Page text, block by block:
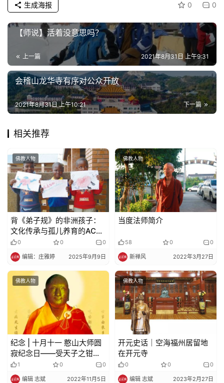
0 0
生成海报
【师说】活着没意思吗？
上一篇 2021年8月31日 上午9:31
会稽山龙华寺有序对公众开放
下一篇
2021年8月31日 上午10:21
相关推荐
佛教人物
背《弟子规》的非洲孩子：
文化传承与孤儿养育的ACC
实践
0 0 0
编辑：庄雅婷 2025年9月9日
佛教人物
当度法师简介
58 0 0
新禅风 2022年3月27日
佛教人物
纪念 | 十月十一 憨山大师圆
寂纪念日——受天子之钳锤
为佛祖之标榜
1 0 0
编辑 志斌 2022年11月5日
佛教人物
开元史话｜空海福州居留地
在开元寺
0 0 0
编辑 志斌 2023年2月27日